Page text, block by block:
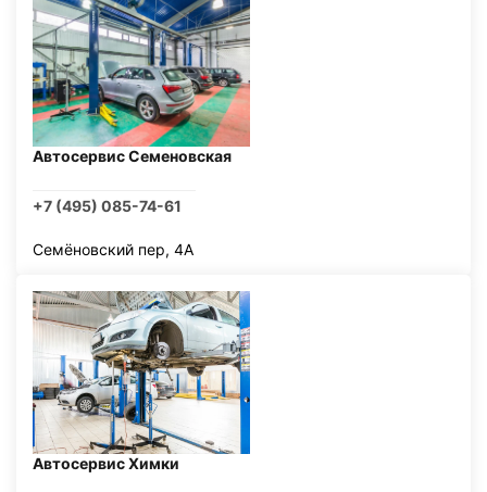
Автосервис Семеновская
+7 (495) 085-74-61
Семёновский пер, 4А
Автосервис Химки